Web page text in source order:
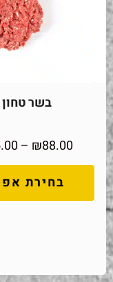
בשר
₪88.00
–
בחירת